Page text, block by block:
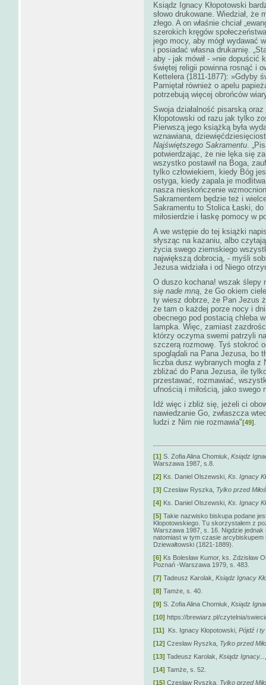
Ksiądz Ignacy Kłopotowski
słowo drukowane. Wiedział, że
złego. A on właśnie chciał
szerokich kręgów
jego mocy, aby mógł wydawać
i posiadać własna drukarnię.
aby - jak mówił - »nie dopuścić
świętej religii powinna rosnąć i
Kettelera (1811-1877): »Gdyby
Pamiętał również o apelu
potrzebują więcej obrońców
Swoja działalność pisarską
Kłopotowski od razu jak tylko
Pierwszą jego książką była
wznawiana,
Najświętszego Sakramentu.
potwierdzając, że nie lęka się
wszystko postawił na Boga,
tylko człowiekiem, kiedy Bóg
ostyga, kiedy zapala je
nasza nieskończenie
Sakramentem będzie też i
Sakramentu to Stolica Łaski,
miłosierdzie i łaskę pomocy w
A we wstępie do tej książki
słysząc na kazaniu, albo
życia swego ziemskiego
największą dobrocią, - myśli
Jezusa widziała i od Niego
O duszo kochana! wszak ślepy
się nade mną, że Go okiem
ty wiesz dobrze, że Pan Jezus
że tam o każdej porze nocy i
obecnego pod postacią chleba
lampka. Więc, zamiast
którzy oczyma swemi patrzyli
szczerą rozmowę. Tyś stokroć
spoglądali na Pana Jezusa, bo
liczba dusz wybranych mogła
zbliżać do Pana Jezusa, ile
przestawać, rozmawiać,
ufnością i miłością, jako swego
Idź więc i zbliż się, jeżeli ci
nawiedzanie Go, zwłaszcza
ludzi z Nim nie rozmawia"[49]
[1] S. Zofia Alina Chomiuk, Ksiądz
Warszawa 1987, s.8.
[2] Ks. Daniel Olszewski, Ks. Ignacy
[3] Czesław Ryszka, Tylko przed
[4] Ks. Daniel Olszewski, Ks. Ignacy
[5] Takie nazwisko biskupa podane
Kłopotowskiego. Tu skorzystałem z
Warszawa 1987, s. 16. Nigdzie
natomiast w tym czasie arcybiskupem
Dziewałtowski (1821-1889).
[6] Ks Bolesław Kumor, ks. Zdzisław
Poznań -Warszawa 1979, s. 483.
[7] Tadeusz Karolak, Ksiądz Ignacy
[8] Tamże, s. 40.
[9] S. Zofia Alina Chomiuk, Ksiądz
[10] https://brewiarz.pl/czytelnia/
[11] Ks. Ignacy Kłopotowski, Pójdź i
[12] Czesław Ryszka, Tylko przed
[13] Tadeusz Karolak, Ksiądz Ignacy...
[14] Tamże, s. 52.
[15] Czesław Ryszka, Tylko przed